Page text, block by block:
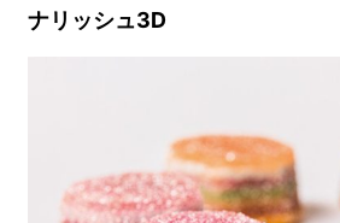
ナリッシュ3D